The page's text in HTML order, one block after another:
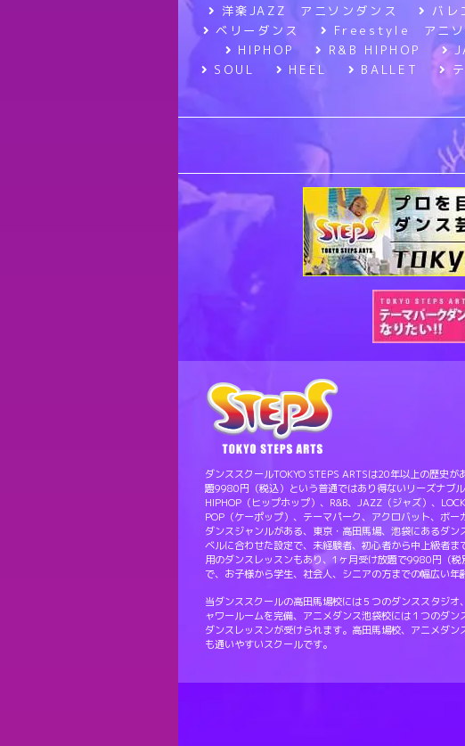
洋楽JAZZ アニソンダンス バレ
ベリーダンス
Freestyle アニソ
HIPHOP
R&B HIPHOP
SOUL
HEEL BALLET
ダンススクールTOKYO STEPS ARTSは20年以上の歴史
題9980円（税込）という普通ではあり得ないリーズナブ
HIPHOP（ヒップホップ）、R&B、JAZZ（ジャズ）、
POP（ケーポップ）、テーマパーク、アクロバット、ボ
ダンスジャンルがある、東京・高田馬場、池袋にあるダ
ベルに合わせた設定で、未経験者、初心者から中上級者
用のダンスレッスンもあり、1ヶ月受け放題で9980円（
で、お子様から学生、社会人、シニアの方までの幅広い年
当ダンススクールの高田馬場校には５つのダンススタジ
ャワールームを完備、アニメダンス池袋校には１つのダ
ダンスレッスンが受けられます。高田馬場校、アニメダ
も通いやすいスクールです。